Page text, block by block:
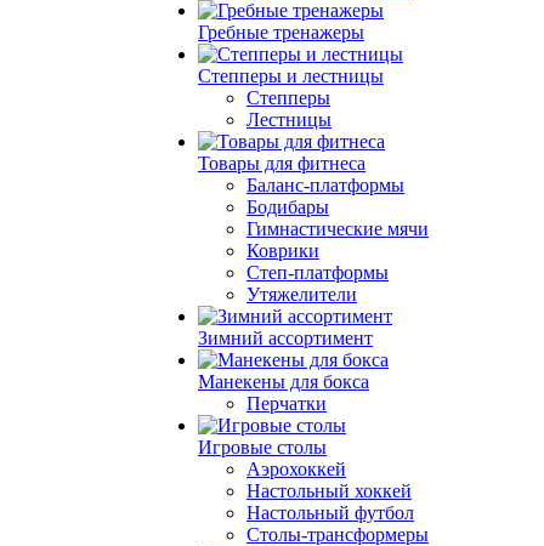
Гребные тренажеры
Степперы и лестницы
Степперы
Лестницы
Товары для фитнеса
Баланс-платформы
Бодибары
Гимнастические мячи
Коврики
Степ-платформы
Утяжелители
Зимний ассортимент
Манекены для бокса
Перчатки
Игровые столы
Аэрохоккей
Настольный хоккей
Настольный футбол
Столы-трансформеры